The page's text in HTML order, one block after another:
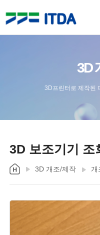
3D
3D프린터로 제작된
3D 보조기기 조
3D 개조/제작 개